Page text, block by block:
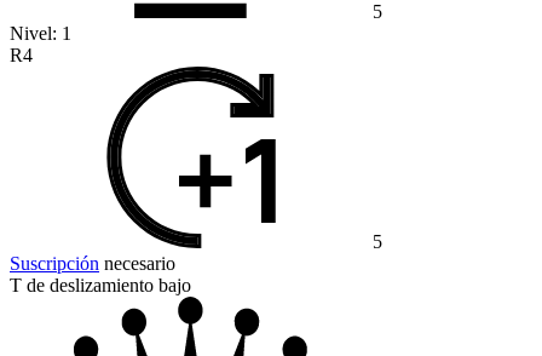
5
Nivel: 1
R4
5
Suscripción necesario
T de deslizamiento bajo